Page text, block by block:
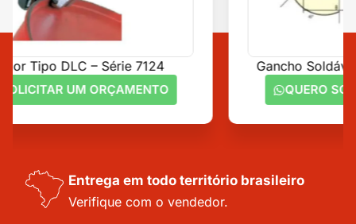
Entrega em todo território brasileiro
Verifique com o vendedor.
Gancho Soldável VIP VCGH-S – Série 5322
QUERO SOLICITAR UM ORÇAMENTO